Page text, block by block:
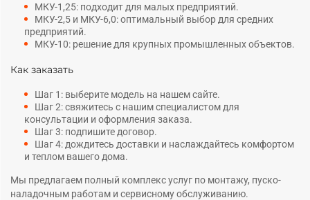
МКУ-1,25: подходит для малых предприятий.
МКУ-2,5 и МКУ-6,0: оптимальный выбор для средних
предприятий.
МКУ-10: решение для крупных промышленных объектов.
Как заказать
Шаг 1: выберите модель на нашем сайте.
Шаг 2: свяжитесь с нашим специалистом для
консультации и оформления заказа.
Шаг 3: подпишите договор.
Шаг 4: дождитесь доставки и наслаждайтесь комфортом
и теплом вашего дома.
Мы предлагаем полный комплекс услуг по монтажу, пуско-
наладочным работам и сервисному обслуживанию.